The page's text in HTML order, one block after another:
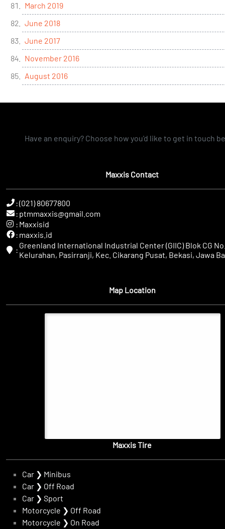
March 2019
June 2018
June 2017
November 2016
August 2016
Have an enquiry? Choose how you'd like to get in touch
Maxxis Contact
:(021) 80677800
: ptmmaxxis@gmail.com
: Maxxisid
: maxxis.id
: Greenland International Industrial Center (GIIC) Blok CG
Kelurahan, Pasirranji, Kec. Cikarang Pusat, Bekasi, Jawa
Map Location
Maxxis Tire
Car ❯ Minibus
Car ❯ Off Road
Car ❯ Sport
Motorcycle ❯ Off Road
Motorcycle ❯ On Road